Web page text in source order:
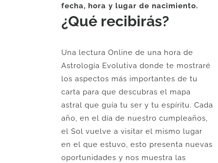
fecha, hora y lugar de nacimiento.
¿Qué recibirás?
Una lectura Online de una hora de
Astrología Evolutiva donde te mostraré
los aspectos más importantes de tu
carta para que descubras el mapa
astral que guía tu ser y tu espíritu. Cada
año, en el día de nuestro cumpleaños,
el Sol vuelve a visitar el mismo lugar
en el que estuvo, esto presenta nuevas
oportunidades y nos muestra las